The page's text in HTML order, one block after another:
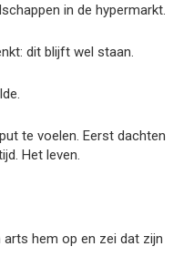
in de hypermarkt.
dit blijft wel staan.
te voelen. Eerst dachten
Het leven.
hem op en zei dat zijn